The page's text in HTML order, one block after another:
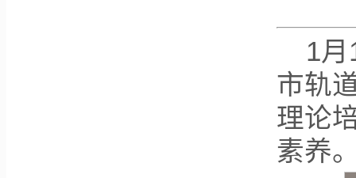
1
市轨
理论
素养